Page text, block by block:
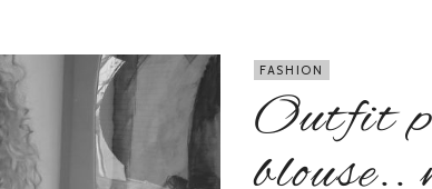
FASHION
Outfit
blouse..